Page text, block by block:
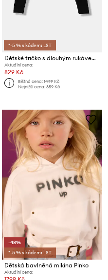
*-5 % s kódem: LST
Dětské tričko s dlouhým rukávem Pinko
Aktuální cena:
829 Kč
Běžná cena:1499 Kč
Nejnižší cena:859 Kč
-48%
*-5 % s kódem: LST
Dětská bavlněná mikina Pinko
Aktuální cena: